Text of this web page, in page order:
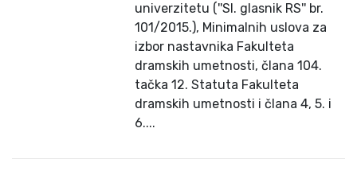
univerzitetu (''Sl. glasnik RS'' br.
101/2015.), Minimalnih uslova za
izbor nastavnika Fakulteta
dramskih umetnosti, člana 104.
tačka 12. Statuta Fakulteta
dramskih umetnosti i člana 4, 5. i
6....